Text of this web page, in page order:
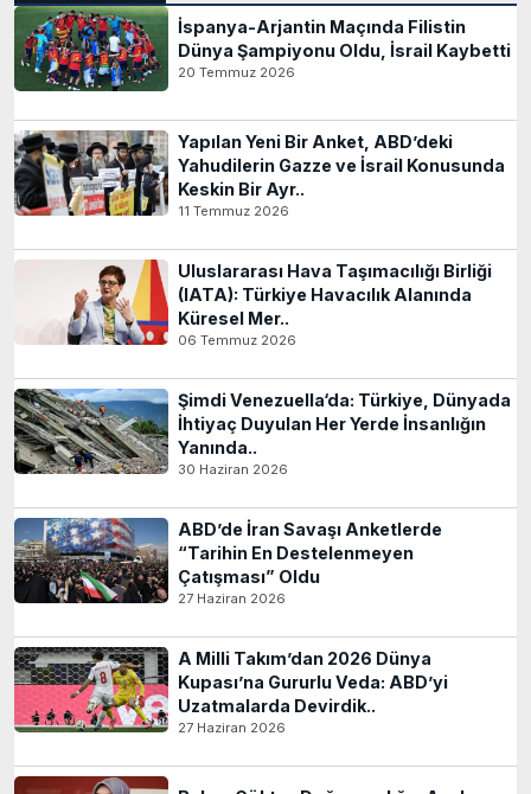
İspanya-Arjantin Maçında Filistin
Dünya Şampiyonu Oldu, İsrail Kaybetti
20 Temmuz 2026
Yapılan Yeni Bir Anket, ABD’deki
Yahudilerin Gazze ve İsrail Konusunda
Keskin Bir Ayr..
11 Temmuz 2026
Uluslararası Hava Taşımacılığı Birliği
(IATA): Türkiye Havacılık Alanında
Küresel Mer..
06 Temmuz 2026
Şimdi Venezuella‘da: Türkiye, Dünyada
İhtiyaç Duyulan Her Yerde İnsanlığın
Yanında..
30 Haziran 2026
ABD’de İran Savaşı Anketlerde
“Tarihin En Destelenmeyen
Çatışması” Oldu
27 Haziran 2026
A Milli Takım’dan 2026 Dünya
Kupası’na Gururlu Veda: ABD’yi
Uzatmalarda Devirdik..
27 Haziran 2026